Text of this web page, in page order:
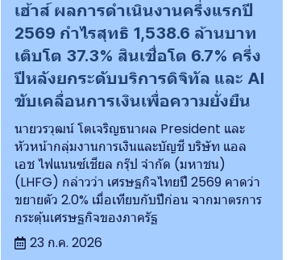
เฮ้าส์ ผลการดำเนินงานครึ่งแรกปี
2569 กำไรสุทธิ 1,538.6 ล้านบาท
เติบโต 37.3% สินเชื่อโต 6.7% ครึ่ง
ปีหลังยกระดับบริการดิจิทัล และ AI
ขับเคลื่อนการเงินเพื่อความยั่งยืน
นายวรวุฒน์ โตเจริญธนาผล President และ
หัวหน้ากลุ่มงานการเงินและบัญชี บริษัท แอล
เอช ไฟแนนซ์เชียล กรุ๊ป จำกัด (มหาชน)
(LHFG) กล่าวว่า เศรษฐกิจไทยปี 2569 คาดว่า
ขยายตัว 2.0% เมื่อเทียบกับปีก่อน จากมาตรการ
กระตุ้นเศรษฐกิจของภาครัฐ
23 ก.ค. 2026